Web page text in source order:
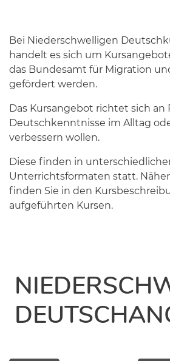
Bei Niederschwelligen
handelt es sich um
das Bundesamt für Migration
gefördert werden.
Das Kursangebot richtet sich an
Deutschkenntnisse im Alltag
verbessern wollen.
Diese finden in
Unterrichtsformaten statt.
finden Sie in den
aufgeführten Kursen.